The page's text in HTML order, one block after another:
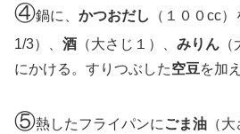
④鍋に、 かつおだし （１００cc）
1/3）、 酒 （大さじ１）、 みりん
にかける。すりつぶした空豆を加
⑤熱したフライパンに ごま油 （